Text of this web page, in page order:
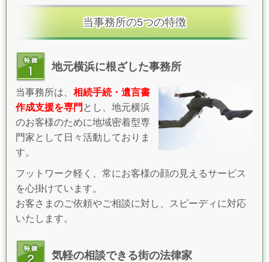
当事務所の5つの特徴
地元横浜に根ざした事務所
当事務所は、 相続手続・遺言書
作成支援を専門 とし、地元横浜
のお客様のために地域密着型専
門家として日々活動しておりま
す。
フットワーク軽く、常にお客様の顔の見えるサービス
を心掛けています。
お客さまのご依頼やご相談に対し、スピーディに対応
いたします。
気軽の相談できる街の法律家